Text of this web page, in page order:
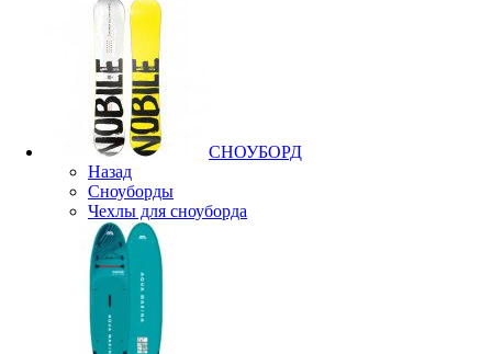
СНОУБОРД
Назад
Сноуборды
Чехлы для сноуборда